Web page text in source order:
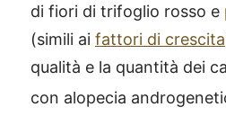
di fiori di trifoglio rosso e
(simili ai fattori di crescita
qualità e la quantità dei
con alopecia